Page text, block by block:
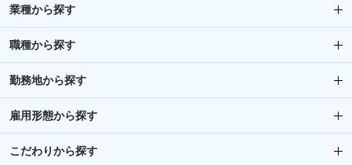
業種から探す
職種から探す
勤務地から探す
雇用形態から探す
こだわりから探す